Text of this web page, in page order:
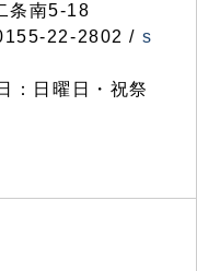
条南5-18
22-2802 / s
：日曜日・祝祭